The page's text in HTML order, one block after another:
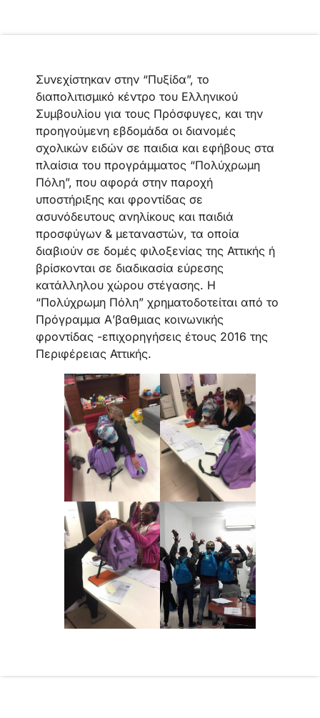
Συνεχίστηκαν στην “Πυξίδα”, το
διαπολιτισμικό κέντρο του Ελληνικού
Συμβουλίου για τους Πρόσφυγες, και την
προηγούμενη εβδομάδα οι διανομές
σχολικών ειδών σε παιδια και εφήβους στα
πλαίσια του προγράμματος “Πολύχρωμη
Πόλη”, που αφορά στην παροχή
υποστήριξης και φροντίδας σε
ασυνόδευτους ανηλίκους και παιδιά
προσφύγων & μεταναστών, τα οποία
διαβιούν σε δομές φιλοξενίας της Αττικής ή
βρίσκονται σε διαδικασία εύρεσης
κατάλληλου χώρου στέγασης. Η
“Πολύχρωμη Πόλη” χρηματοδοτείται από το
Πρόγραμμα Α’βαθμιας κοινωνικής
φροντίδας -επιχορηγήσεις έτους 2016 της
Περιφέρειας Αττικής.